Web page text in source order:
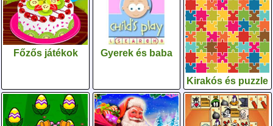
Főzős játékok Gyerek és baba
Kirakós és puzzle